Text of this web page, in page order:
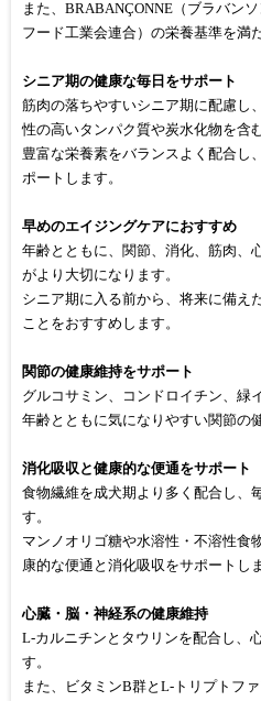
また、BRABANÇONNE（ブラバン
フード工業会連合）の栄養基準を満
シニア期の健康な毎日をサポート
筋肉の落ちやすいシニア期に配慮し
性の高いタンパク質や炭水化物を含
豊富な栄養素をバランスよく配合し
ポートします。
早めのエイジングケアにおすすめ
年齢とともに、関節、消化、筋肉、
がより大切になります。
シニア期に入る前から、将来に備え
ことをおすすめします。
関節の健康維持をサポート
グルコサミン、コンドロイチン、緑
年齢とともに気になりやすい関節の
消化吸収と健康的な便通をサポート
食物繊維を成犬期より多く配合し、
す。
マンノオリゴ糖や水溶性・不溶性食
康的な便通と消化吸収をサポートし
心臓・脳・神経系の健康維持
L-カルニチンとタウリンを配合し、
す。
また、ビタミンB群とL-トリプトフ